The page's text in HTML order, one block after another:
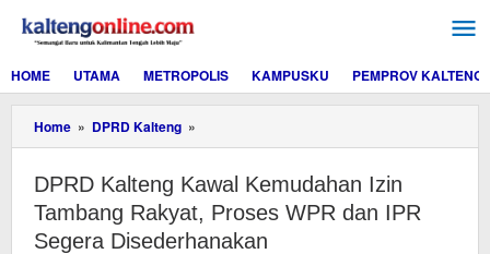
konten
HOME
UTAMA METROPOLIS KAMPUSKU PEMPROV KALTENG
Home » DPRD Kalteng »
Kalteng
Kemudahan
Izin
Tambang
Rakyat,
DPRD Kalteng Kawal Kemudahan Izin
Tambang Rakyat, Proses WPR dan IPR
Segera Disederhanakan